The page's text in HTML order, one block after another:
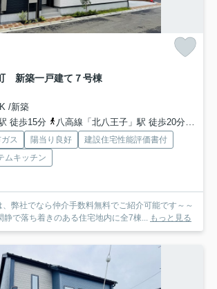
新築一戸建て ７号棟
/新築
徒歩15分
八高線「北八王子」駅 徒歩20分
ス 陽当り良好
建設住宅性能評価書付
ムキッチン
、弊社でなら仲介手数料無料でご紹介可能です～～
で落ち着きのある住宅地内に全7棟...
もっと見る